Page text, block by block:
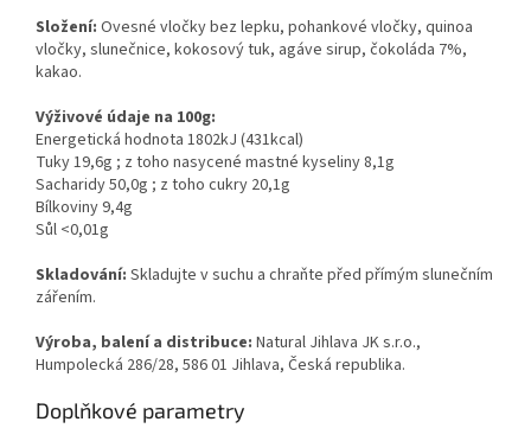
Složení: Ovesné vločky bez lepku, pohankové vločky, quinoa
vločky, slunečnice, kokosový tuk, agáve sirup, čokoláda 7%,
kakao.
Výživové údaje na 100g:
Energetická hodnota 1802kJ (431kcal)
Tuky 19,6g ; z toho nasycené mastné kyseliny 8,1g
Sacharidy 50,0g ; z toho cukry 20,1g
Bílkoviny 9,4g
Sůl <0,01g
Skladování: Skladujte v suchu a chraňte před přímým slunečním
zářením.
Výroba, balení a distribuce: Natural Jihlava JK s.r.o.,
Humpolecká 286/28, 586 01 Jihlava, Česká republika.
Doplňkové parametry